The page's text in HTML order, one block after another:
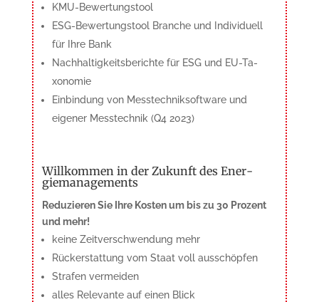
KMU-Bewertungstool
ESG-Bewertungstool Branche und Indi­viduell
für Ihre Bank
Nachhaltigkeitsberichte für ESG und EU-Ta­
xonomie
Einbindung von Messtechniksoftware und
eigener Messtechnik (Q4 2023)
Willkommen in der Zukunft des Ener­
giemanagements
Reduzieren Sie Ihre Kosten um bis zu 30 Prozent
und mehr!
keine Zeitverschwendung mehr
Rückerstattung vom Staat voll ausschöp­fen
Strafen vermeiden
alles Relevante auf einen Blick